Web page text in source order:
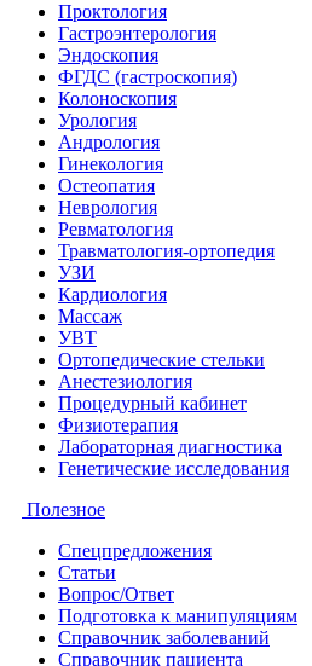
Проктология
Гастроэнтерология
Эндоскопия
ФГДС (гастроскопия)
Колоноскопия
Урология
Андрология
Гинекология
Остеопатия
Неврология
Ревматология
Травматология-ортопедия
УЗИ
Кардиология
Массаж
УВТ
Ортопедические стельки
Анестезиология
Процедурный кабинет
Физиотерапия
Лабораторная диагностика
Генетические исследования
Полезное
Спецпредложения
Статьи
Вопрос/Ответ
Подготовка к манипуляциям
Справочник заболеваний
Справочник пациента